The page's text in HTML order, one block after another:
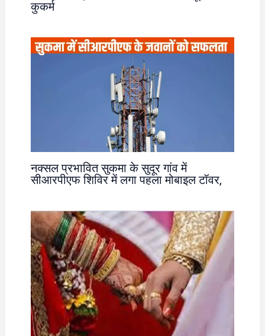
कुकर्म
नक्सल प्रभावित सुकमा के सुदूर गांव में
सीआरपीएफ शिविर में लगा पहला मोबाइल टॉवर,